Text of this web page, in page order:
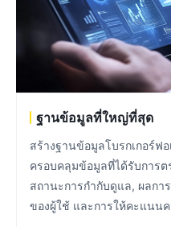
ฐานข้อมูลที่ใหญ่ที่สุด
สร้างฐานข้อมูลโบรกเกอร์ฟ
ครอบคลุมข้อมูลที่ได้รับการ
สถานะการกํากับดูแล, ผลกา
ของผู้ใช้ และการให้คะแนนค